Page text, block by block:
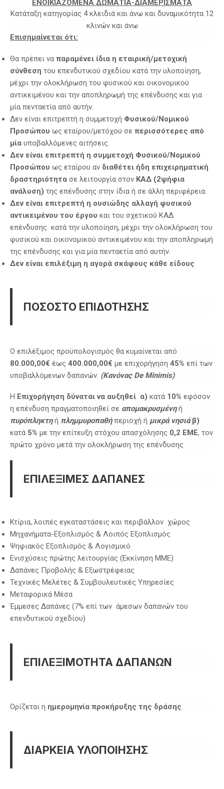
ΕΝΟΙΚΙΑΖΟΜΕΝΑ ΔΩΜΑΤΙΑ-ΔΙΑΜΕΡΙΣΜΑΤΑ
Κατάταξη κατηγορίας 4 κλειδιά και άνω και δυναμικότητα 12
κλινών και άνω
Επισημαίνεται ότι:
Θα πρέπει να παραμένει ίδια η εταιρική/μετοχική
σύνθεση του επενδυτικού σχεδίου κατά την υλοποίηση,
μέχρι την ολοκλήρωση του φυσικού και οικονομικού
αντικειμένου και την αποπληρωμή της επένδυσης και για
μία πενταετία από αυτήν.
Δεν είναι επιτρεπτή η συμμετοχή Φυσικού/Νομικού
Προσώπου ως εταίρου/μετόχου σε περισσότερες από
μία υποβαλλόμενες αιτήσεις.
Δεν είναι επιτρεπτή η συμμετοχή Φυσικού/Νομικού
Προσώπου ως εταίρου αν διαθέτει ήδη επιχειρηματική
δραστηριότητα σε λειτουργία στον ΚΑΔ (2ψήφια
ανάλυση) της επένδυσης στην ίδια ή σε άλλη περιφέρεια.
Δεν είναι επιτρεπτή η ουσιώδης αλλαγή φυσικού
αντικειμένου του έργου και του σχετικού ΚΑΔ
επένδυσης κατά την υλοποίηση, μέχρι την ολοκλήρωση του
φυσικού και οικονομικού αντικειμένου και την αποπληρωμή
της επένδυσης και για μία πενταετία από αυτήν.
Δεν είναι επιλέξιμη η αγορά σκάφους κάθε είδους
ΠΟΣΟΣΤΟ ΕΠΙΔΟΤΗΣΗΣ
Ο επιλέξιμος προϋπολογισμός θα κυμαίνεται από
80.000,00€ έως 400.000,00€ με επιχορήγηση 45% επί των
υποβαλλόμενων δαπανών. (Κανόνας De Minimis)
Η Επιχορήγηση δύναται να αυξηθεί α) κατά 10% εφόσον
η επένδυση πραγματοποιηθεί σε απομακρυσμένηή
πυρόπληκτηή πλημμυροπαθήπεριοχή ή μικρά νησιά β)
κατά 5% με την επίτευξη στόχου απασχόλησης 0,2 ΕΜΕ, τον
πρώτο χρόνο μετά την ολοκλήρωση της επένδυσης
ΕΠΙΛΕΞΙΜΕΣ ΔΑΠΑΝΕΣ
Κτίρια, λοιπές εγκαταστάσεις και περιβάλλον χώρος
Μηχανήματα-Εξοπλισμός & Λοιπός Εξοπλισμός
Ψηφιακός Εξοπλισμός & Λογισμικό
Ενισχύσεις πρώτης λειτουργίας (Εκκίνηση ΜΜΕ)
Δαπάνες Προβολής & Εξωστρέφειας
Τεχνικές Μελέτες & Συμβουλευτικές Υπηρεσίες
Μεταφορικά Μέσα
Έμμεσες Δαπάνες (7% επί των άμεσων δαπανών του
επενδυτικού σχεδίου)
ΕΠΙΛΕΞΙΜΟΤΗΤΑ ΔΑΠΑΝΩΝ
Ορίζεται η ημερομηνία προκήρυξης της δράσης
ΔΙΑΡΚΕΙΑ ΥΛΟΠΟΙΗΣΗΣ